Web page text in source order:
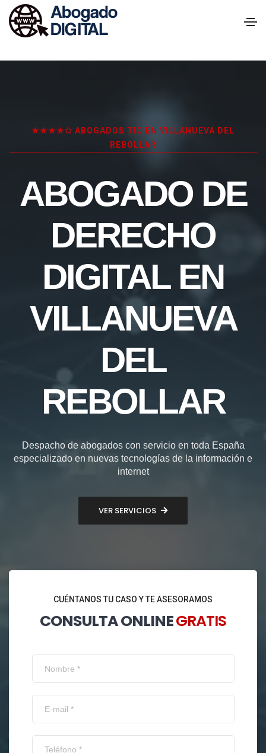
★★★★✩ ABOGADOS TIC EN VILLANUEVA DEL
REBOLLAR
ABOGADO DE
DERECHO
DIGITAL EN
VILLANUEVA
DEL
REBOLLAR
Despacho de abogados con servicio en toda España
especializado en nuevas tecnologías de la información e
internet
VER SERVICIOS
CUÉNTANOS TU CASO Y TE ASESORAMOS
CONSULTA ONLINEGRATIS